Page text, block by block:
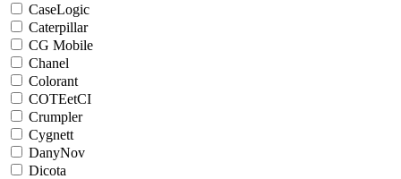
CaseLogic
Caterpillar
CG Mobile
Chanel
Colorant
COTEetCI
Crumpler
Cygnett
DanyNov
Dicota